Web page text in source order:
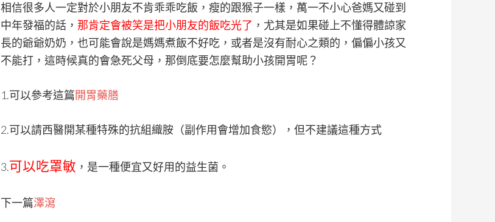
相信很多人一定對於小朋友不肯乖乖吃飯，瘦的跟猴子一樣，萬一不小心爸媽又碰到
中年發福的話， 那肯定會被笑是把小朋友的飯吃光了 ，尤其是如果碰上不懂得體諒家
長的爺爺奶奶，也可能會說是媽媽煮飯不好吃，或者是沒有耐心之類的，偏偏小孩又
不能打，這時候真的會急死父母，那倒底要怎麼幫助小孩開胃呢？
1.可以參考這篇開胃藥膳
2.可以請西醫開某種特殊的抗組織胺（副作用會增加食慾），但不建議這種方式
3.可以吃罩敏 ，是一種便宜又好用的益生菌。
下一篇澤瀉